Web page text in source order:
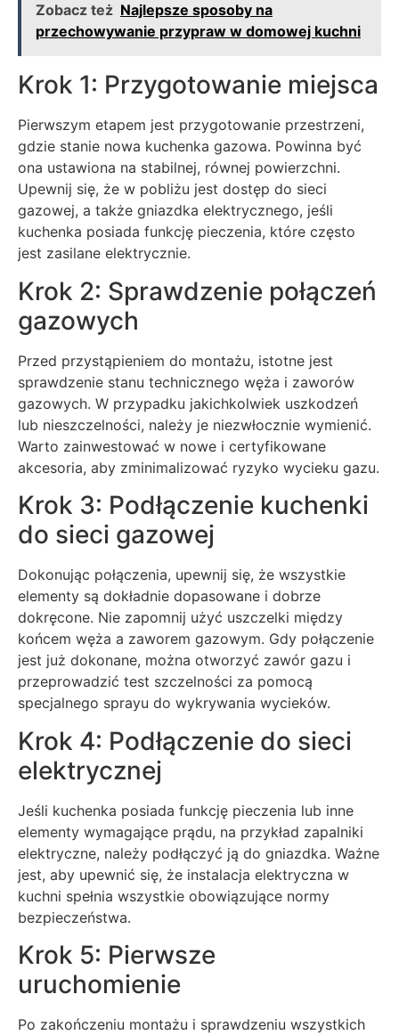
Zobacz też Najlepsze sposoby na
przechowywanie przypraw w domowej kuchni
Krok 1: Przygotowanie miejsca
Pierwszym etapem jest przygotowanie przestrzeni,
gdzie stanie nowa kuchenka gazowa. Powinna być
ona ustawiona na stabilnej, równej powierzchni.
Upewnij się, że w pobliżu jest dostęp do sieci
gazowej, a także gniazdka elektrycznego, jeśli
kuchenka posiada funkcję pieczenia, które często
jest zasilane elektrycznie.
Krok 2: Sprawdzenie połączeń
gazowych
Przed przystąpieniem do montażu, istotne jest
sprawdzenie stanu technicznego węża i zaworów
gazowych. W przypadku jakichkolwiek uszkodzeń
lub nieszczelności, należy je niezwłocznie wymienić.
Warto zainwestować w nowe i certyfikowane
akcesoria, aby zminimalizować ryzyko wycieku gazu.
Krok 3: Podłączenie kuchenki
do sieci gazowej
Dokonując połączenia, upewnij się, że wszystkie
elementy są dokładnie dopasowane i dobrze
dokręcone. Nie zapomnij użyć uszczelki między
końcem węża a zaworem gazowym. Gdy połączenie
jest już dokonane, można otworzyć zawór gazu i
przeprowadzić test szczelności za pomocą
specjalnego sprayu do wykrywania wycieków.
Krok 4: Podłączenie do sieci
elektrycznej
Jeśli kuchenka posiada funkcję pieczenia lub inne
elementy wymagające prądu, na przykład zapalniki
elektryczne, należy podłączyć ją do gniazdka. Ważne
jest, aby upewnić się, że instalacja elektryczna w
kuchni spełnia wszystkie obowiązujące normy
bezpieczeństwa.
Krok 5: Pierwsze
uruchomienie
Po zakończeniu montażu i sprawdzeniu wszystkich